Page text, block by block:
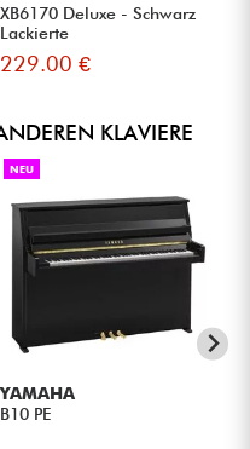
Klavier suchen,
von Yamaha genießen
XB6170 Deluxe - Schwarz
Lackierte
229.00 €
KLAVIERE
NEU
YAMAHA
B10 PE